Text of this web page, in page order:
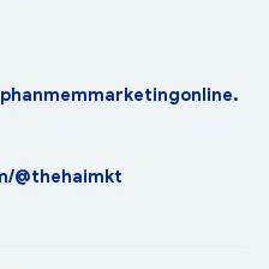
@thehaimkt